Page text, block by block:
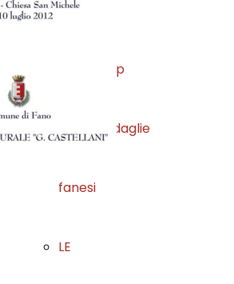
Romana
Book Shop
altre medaglie
fanesi
LE